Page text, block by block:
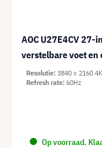
AOC U27E4CV 27-
verstelbare voet en
Op voorraad.
Resolutie 3840 x 2160
Refresh rate 60Hz